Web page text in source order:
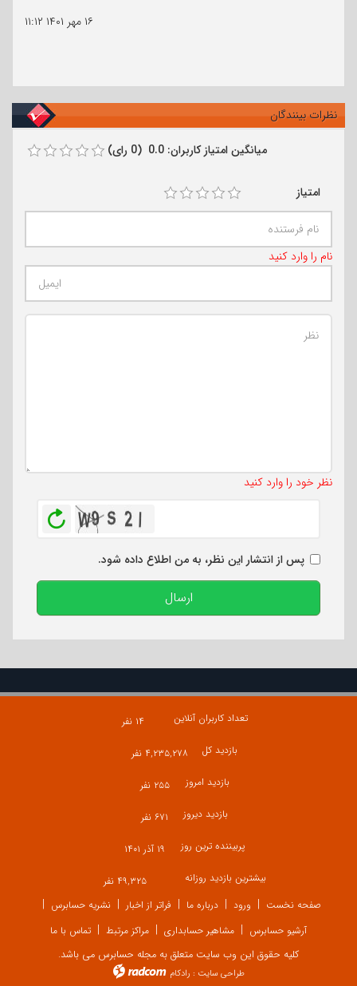
۱۶ مهر ۱۴۰۱
۱۱:۱۲
نظرات بینندگان
میانگین امتیاز کاربران: 0.0 (0 رای)
امتیاز
نام را وارد کنید
نظر خود را وارد کنید
پس از انتشار این نظر، به من اطلاع داده شود.
ارسال
تعداد کاربران آنلاین
۱۴ نفر
بازدید کل
۴,۲۳۵,۲۷۸ نفر
بازدید امروز
۲۵۵ نفر
بازدید دیروز
۶۷۱ نفر
پربیننده ترین روز
۱۹ آذر ۱۴۰۱
بیشترین بازدید روزانه
۴۹,۳۲۵ نفر
صفحه نخست
ورود درباره ما فراتر از اخبار
نشریه حسابرس
آرشیو حسابرس
مشاهیر حسابداری مراکز مرتبط تماس با ما
کلیه حقوق این وب سایت متعلق به مجله حسابرس می باشد.
طراحی سایت : رادکام radcom